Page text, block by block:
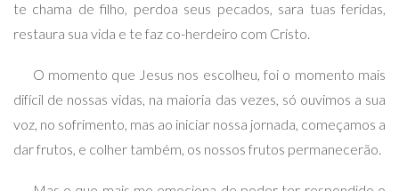
te chama de filho, perdoa seus pecados, sara tuas feridas,
restaura sua vida e te faz co-herdeiro com Cristo.
O momento que Jesus nos escolheu, foi o momento mais
difícil de nossas vidas, na maioria das vezes, só ouvimos a sua
voz, no sofrimento, mas ao iniciar nossa jornada, começamos a
dar frutos, e colher também, os nossos frutos permanecerão.